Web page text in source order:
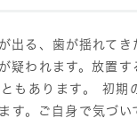
出る、歯が揺れてき
疑われます。放置す
もあります。 初期
す。ご自身で気づい